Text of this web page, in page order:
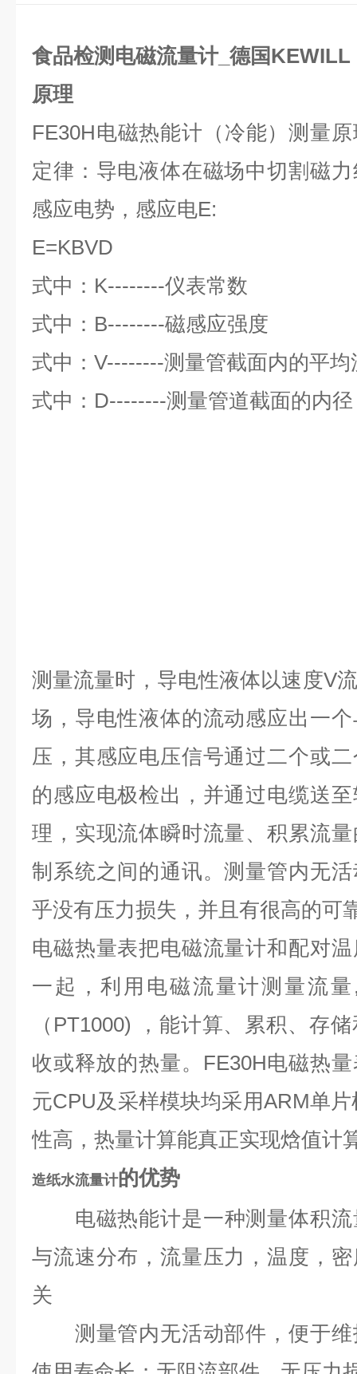
食品检测电磁流量计_德国KEWILL
原理
FE30H电磁热能计（冷能）测量
定律：导电液体在磁场中切割磁
感应电势，感应电E:
E=KBVD
式中：K--------仪表常数
式中：B--------磁感应强度
式中：V--------测量管截面内的平均
式中：D--------测量管道截面的内径
测量流量时，导电性液体以速度V
场，导电性液体的流动感应出一
压，其感应电压信号通过二个或
的感应电极检出，并通过电缆送
理，实现流体瞬时流量、积累流
制系统之间的通讯。测量管内无
乎没有压力损失，并且有很高的可
电磁热量表把电磁流量计和配对
一起，利用电磁流量计测量流
（PT1000) ，能计算、累积、存
收或释放的热量。FE30H电磁热
元CPU及采样模块均采用ARM单
性高，热量计算能真正实现焓值计
造纸水流量计的优势
电磁热能计是一种测量体积
与流速分布，流量压力，温度，
关
测量管内无活动部件，便于维